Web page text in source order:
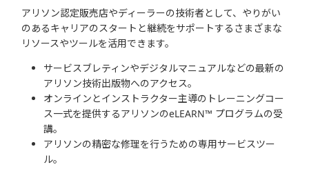
アリソン認定販売店やディーラーの技術者として、やりがい
のあるキャリアのスタートと継続をサポートするさまざまな
リソースやツールを活用できます。
サービスブレティンやデジタルマニュアルなどの最新の
アリソン技術出版物へのアクセス。
オンラインとインストラクター主導のトレーニングコー
ス一式を提供するアリソンのeLEARN™ プログラムの受
講。
アリソンの精密な修理を行うための専用サービスツー
ル。